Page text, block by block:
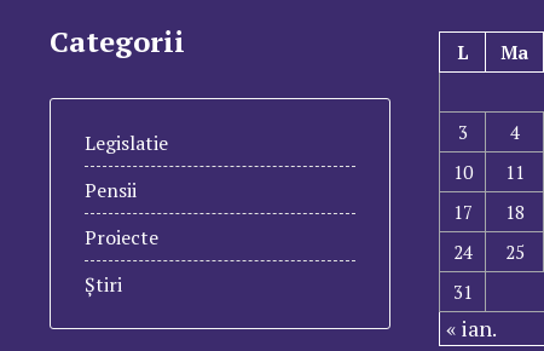
Categorii
Legislatie
Pensii
Proiecte
Știri
L Ma
3
4
10
11
17
18
24
25
31
« ian.